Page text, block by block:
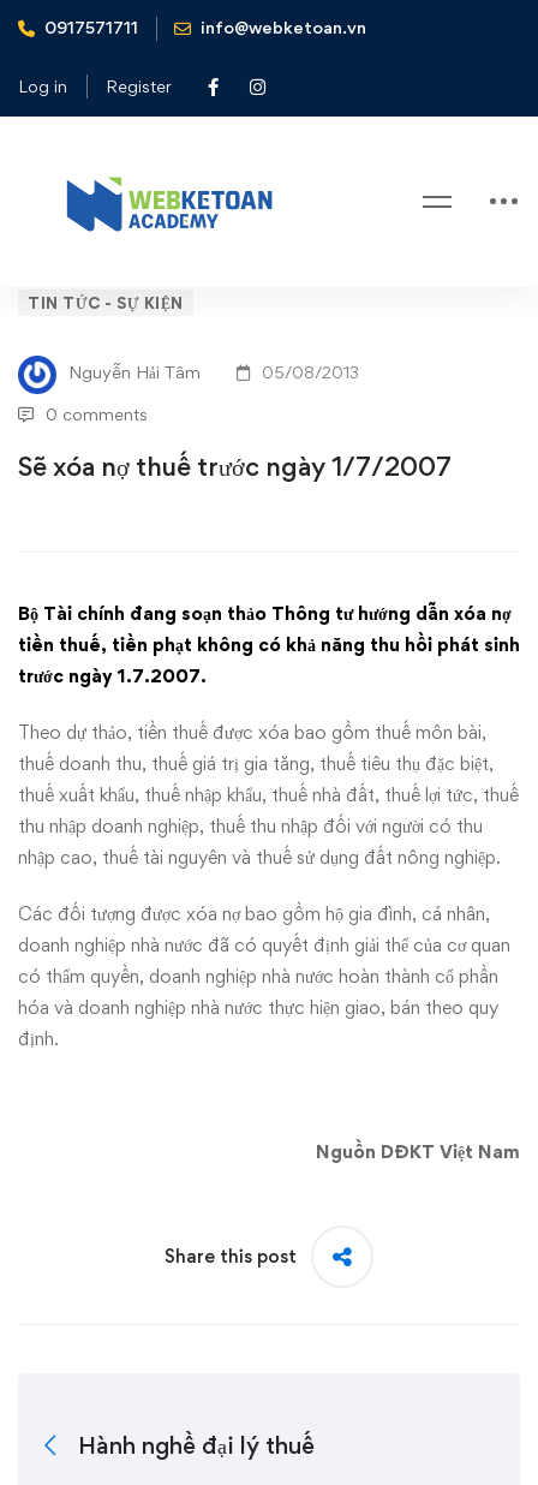
0917571711 info@webketoan.vn
Log in Register
Home
Tin tức - Sự kiện
Sẽ
xóa
nợ
thuế
1/7/2007
TIN TỨC - SỰ KIỆN
Nguyễn Hải Tâm 05/08/2013
0 comments
Sẽ xóa nợ thuế trước ngày 1/7/2007
Bộ Tài chính đang soạn thảo Thông tư hướng dẫn xóa nợ
tiền thuế, tiền phạt không có khả năng thu hồi phát sinh
trước ngày 1.7.2007.
Theo dự thảo, tiền thuế được xóa bao gồm thuế môn bài,
thuế doanh thu, thuế giá trị gia tăng, thuế tiêu thụ đặc biệt,
thuế xuất khẩu, thuế nhập khẩu, thuế nhà đất, thuế lợi tức, thuế
thu nhập doanh nghiệp, thuế thu nhập đối với người có thu
nhập cao, thuế tài nguyên và thuế sử dụng đất nông nghiệp.
Các đối tượng được xóa nợ bao gồm hộ gia đình, cá nhân,
doanh nghiệp nhà nước đã có quyết định giải thể của cơ quan
có thẩm quyền, doanh nghiệp nhà nước hoàn thành cổ phần
hóa và doanh nghiệp nhà nước thực hiện giao, bán theo quy
định.
Nguồn DĐKT Việt Nam
Share this post
Hành nghề đại lý thuế